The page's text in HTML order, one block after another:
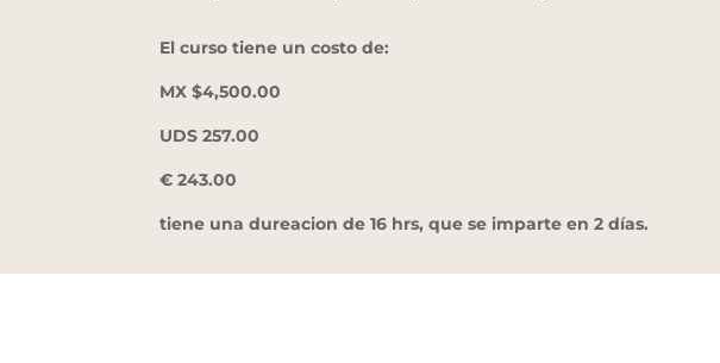
El curso tiene un costo de:
MX $4,500.00
UDS 257.00
€ 243.00
tiene una dureacion de 16 hrs, que se imparte en 2 días.